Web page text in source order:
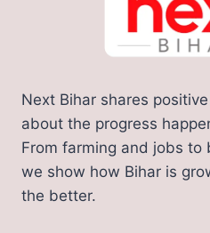
Next Bihar shares
about the progress
From farming and jobs to
we show how Bihar is
the better.